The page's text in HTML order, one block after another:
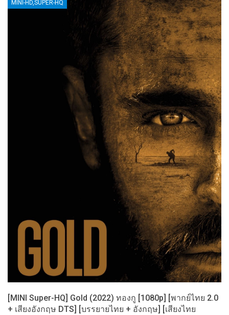
MINI-HD,SUPER-HQ
[MINI Super-HQ] Gold (2022) ทองกู [1080p] [พากย์ไทย 2.0
+ เสียงอังกฤษ DTS] [บรรยายไทย + อังกฤษ] [เสียงไทย